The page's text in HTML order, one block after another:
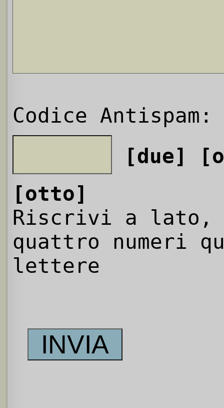
Codice Antispam:
[due]
[otto]
Riscrivi a
quattro numeri
lettere